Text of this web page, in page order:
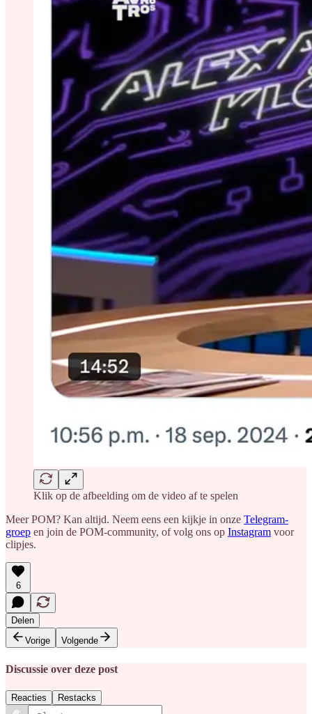
Klik op de afbeelding om de video af te spelen
Meer POM? Kan altijd. Neem eens een kijkje in onze Telegram-
groep en join de POM-community, of volg ons op Instagram voor
clipjes.
6
Delen
Vorige
Volgende
Discussie over deze post
Reacties Restacks